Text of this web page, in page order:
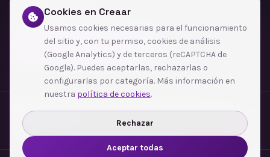
Mataró (Barcelona)
Déjanos tu reseña en Google
Zonas de cobertura·Barcelona·L'Hospitalet de Llobregat·Terrassa·Badalona
Sabadell
Santa Coloma de Gramenet
Ver todas las zonas →
Cookies en Creaar
Usamos cookies necesarias para el funcionamiento
del sitio y, con tu permiso, cookies de análisis
(Google Analytics) y de terceros (reCAPTCHA de
Google). Puedes aceptarlas, rechazarlas o
configurarlas por categoría. Más información en
nuestra política de cookies.
Rechazar
Aceptar todas